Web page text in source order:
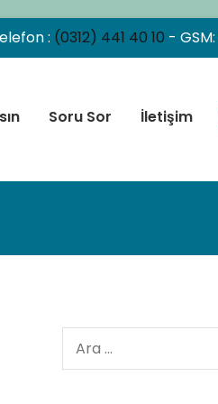
: (0312) 441 40 10 - GSM:
Soru Sor İletişim
Arama: